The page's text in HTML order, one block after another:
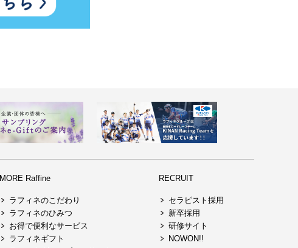
MORE Raffine
ラフィネのこだわり
ラフィネのひみつ
お得で便利なサービス
ラフィネギフト
RECRUIT
セラピスト採用
新卒採用
研修サイト
NOWON!!